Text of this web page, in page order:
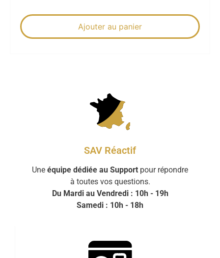
Ajouter au panier
SAV Réactif
Une équipe dédiée au Support pour répondre
à toutes vos questions.
Du Mardi au Vendredi : 10h - 19h
Samedi : 10h - 18h